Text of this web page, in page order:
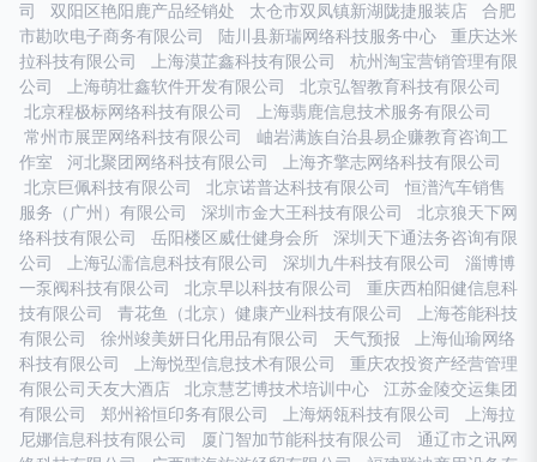
司
双阳区艳阳鹿产品经销处 太仓市双凤镇新湖陇捷服装店
合肥
市勘吹电子商务有限公司
陆川县新瑞网络科技服务中心
重庆达米
拉科技有限公司
上海漠芷鑫科技有限公司
杭州淘宝营销管理有限
公司
上海萌壮鑫软件开发有限公司
北京弘智教育科技有限公司
北京程极标网络科技有限公司
上海翡鹿信息技术服务有限公司
常州市展罡网络科技有限公司
岫岩满族自治县易企赚教育咨询工
作室
河北聚团网络科技有限公司
上海齐擎志网络科技有限公司
北京巨佩科技有限公司
北京诺普达科技有限公司
恒潽汽车销售
服务（广州）有限公司
深圳市金大王科技有限公司
北京狼天下网
络科技有限公司
岳阳楼区威仕健身会所
深圳天下通法务咨询有限
公司
上海弘濡信息科技有限公司 深圳九牛科技有限公司
淄博博
一泵阀科技有限公司
北京早以科技有限公司
重庆西柏阳健信息科
技有限公司
青花鱼（北京）健康产业科技有限公司
上海苍能科技
有限公司
徐州竣美妍日化用品有限公司 天气预报
上海仙瑜网络
科技有限公司
上海悦型信息技术有限公司
重庆农投资产经营管理
有限公司天友大酒店
北京慧艺博技术培训中心
江苏金陵交运集团
有限公司
郑州裕恒印务有限公司 上海炳瓴科技有限公司
上海拉
尼娜信息科技有限公司
厦门智加节能科技有限公司
通辽市之讯网